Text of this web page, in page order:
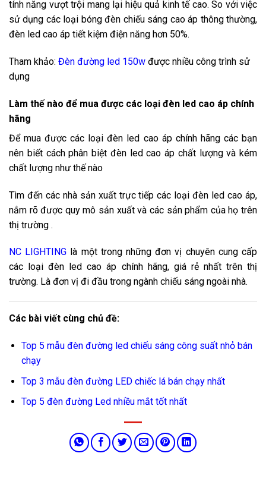
tính năng vượt trội mang lại hiệu quả kinh tế cao. So với việc
sử dụng các loại bóng đèn chiếu sáng cao áp thông thường,
đèn led cao áp tiết kiệm điện năng hơn 50%.
Tham khảo: Đèn đường led 150w được nhiều công trình sử
dụng
Làm thế nào để mua được các loại đèn led cao áp chính
hãng
Để mua được các loại đèn led cao áp chính hãng các bạn
nên biết cách phân biệt đèn led cao áp chất lượng và kém
chất lượng như thế nào
Tìm đến các nhà sản xuất trực tiếp các loại đèn led cao áp,
nắm rõ được quy mô sản xuất và các sản phẩm của họ trên
thị trường .
NC LIGHTING là một trong những đơn vị chuyên cung cấp
các loại đèn led cao áp chính hãng, giá rẻ nhất trên thị
trường. Là đơn vị đi đầu trong ngành chiếu sáng ngoài nhà.
Các bài viết cùng chủ đề:
Top 5 mẫu đèn đường led chiếu sáng công suất nhỏ bán
chạy
Top 3 mẫu đèn đường LED chiếc lá bán chạy nhất
Top 5 đèn đường Led nhiều mắt tốt nhất